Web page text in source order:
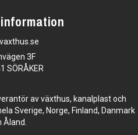
3F
SÖRÅKER
av växthus, kanalplast och
Sverige, Norge, Finland, Danmark
Åland.